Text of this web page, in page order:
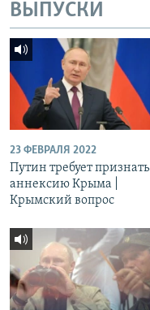
ВЫПУСКИ
23 ФЕВРАЛЯ 2022
Путин требует признать
аннексию Крыма |
Крымский вопрос